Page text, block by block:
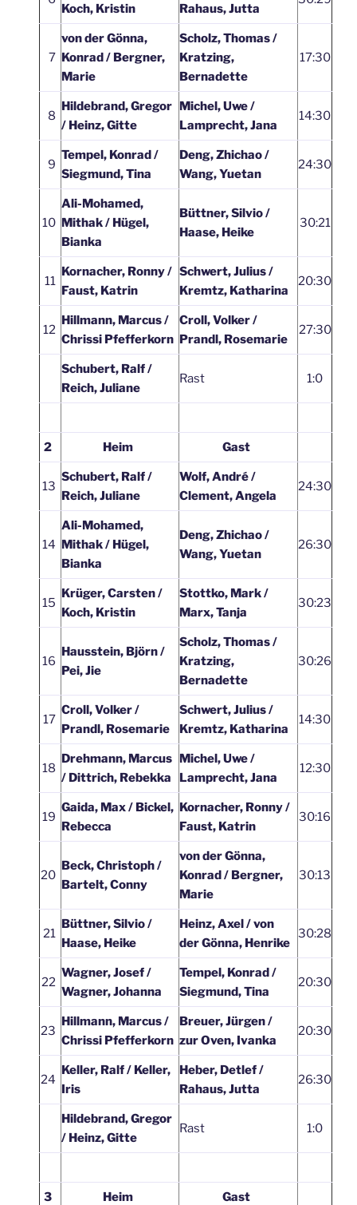
Koch, Kristin Rahaus, Jutta
7
von der Gönna,
Konrad / Bergner,
Marie
Scholz, Thomas /
Kratzing,
Bernadette
17:30
8
Hildebrand, Gregor
/ Heinz, Gitte
Michel, Uwe /
Lamprecht, Jana
14:30
9
Tempel, Konrad /
Siegmund, Tina
Deng, Zhichao /
Wang, Yuetan
24:30
10
Ali-Mohamed,
Mithak / Hügel,
Bianka
Büttner, Silvio /
Haase, Heike
30:21
11
Kornacher, Ronny /
Faust, Katrin
Schwert, Julius /
Kremtz, Katharina
20:30
12
Hillmann, Marcus /
Chrissi Pfefferkorn
Croll, Volker /
Prandl, Rosemarie
27:30
Schubert, Ralf /
Reich, Juliane
Rast 1:0
2 Heim Gast
13
Schubert, Ralf /
Reich, Juliane
Wolf, André /
Clement, Angela
24:30
14
Ali-Mohamed,
Mithak / Hügel,
Bianka
Deng, Zhichao /
Wang, Yuetan
26:30
15
Krüger, Carsten /
Koch, Kristin
Stottko, Mark /
Marx, Tanja
30:23
16
Hausstein, Björn /
Pei, Jie
Scholz, Thomas /
Kratzing,
Bernadette
30:26
17
Croll, Volker /
Prandl, Rosemarie
Schwert, Julius /
Kremtz, Katharina
14:30
18
Drehmann, Marcus
/ Dittrich, Rebekka
Michel, Uwe /
Lamprecht, Jana
12:30
19
Gaida, Max / Bickel,
Rebecca
Kornacher, Ronny /
Faust, Katrin
30:16
20
Beck, Christoph /
Bartelt, Conny
von der Gönna,
Konrad / Bergner,
Marie
30:13
21
Büttner, Silvio /
Haase, Heike
Heinz, Axel / von
der Gönna, Henrike
30:28
22
Wagner, Josef /
Wagner, Johanna
Tempel, Konrad /
Siegmund, Tina
20:30
23
Hillmann, Marcus /
Chrissi Pfefferkorn
Breuer, Jürgen /
zur Oven, Ivanka
20:30
24
Keller, Ralf / Keller,
Iris
Heber, Detlef /
Rahaus, Jutta
26:30
Hildebrand, Gregor
/ Heinz, Gitte
Rast 1:0
3 Heim Gast